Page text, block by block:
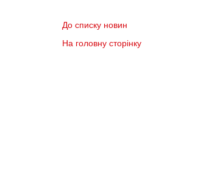
До списку новин
На головну сторінку